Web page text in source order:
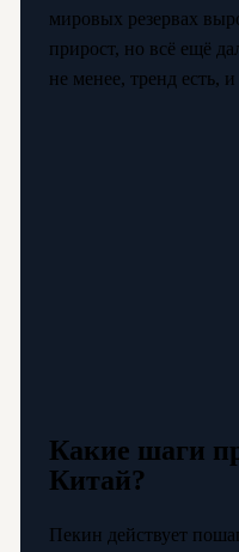
мировых резервах
прирост, но всё ещё
не менее, тренд есть,
Какие шаги
Китай?
Пекин действует